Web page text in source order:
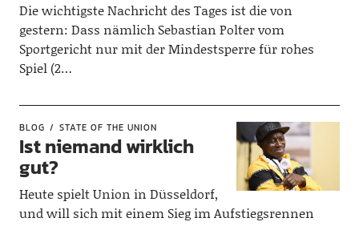
Die wichtigste Nachricht des Tages ist die von
gestern: Dass nämlich Sebastian Polter vom
Sportgericht nur mit der Mindestsperre für rohes
Spiel (2…
BLOG STATE OF THE UNION
Ist niemand wirklich
gut?
Heute spielt Union in Düsseldorf,
und will sich mit einem Sieg im Aufstiegsrennen